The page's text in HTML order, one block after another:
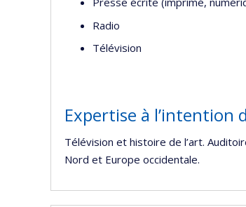
Radio
Télévision
Expertise à l’intention
Télévision et histoire de l’art.
Nord et Europe occidentale.